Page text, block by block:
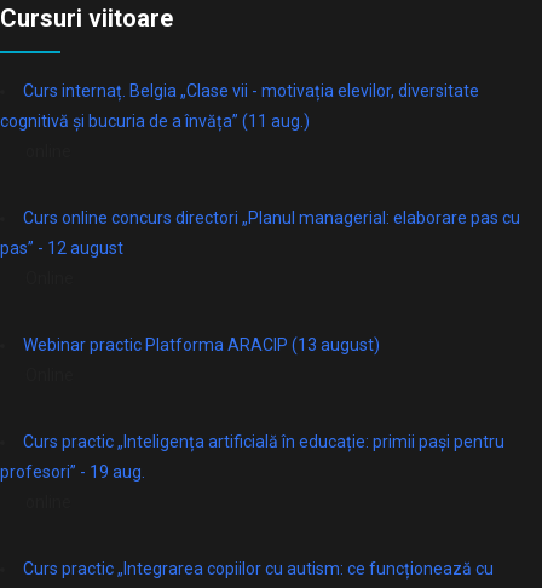
Cursuri viitoare
Curs internaț. Belgia „Clase vii - motivația elevilor, diversitate
cognitivă și bucuria de a învăța” (11 aug.)
Curs online concurs directori „Planul managerial: elaborare pas cu
pas” - 12 august
Webinar practic Platforma ARACIP (13 august)
Curs practic „Inteligența artificială în educație: primii pași pentru
profesori” - 19 aug.
Curs practic „Integrarea copiilor cu autism: ce funcționează cu